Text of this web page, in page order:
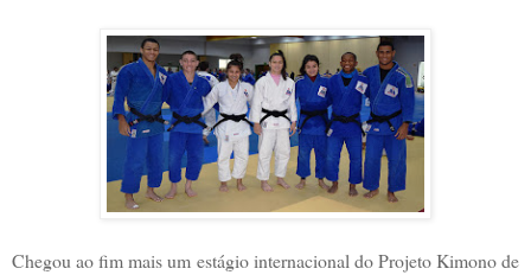
Chegou ao fim mais um estágio internacional do Projeto Kimono de